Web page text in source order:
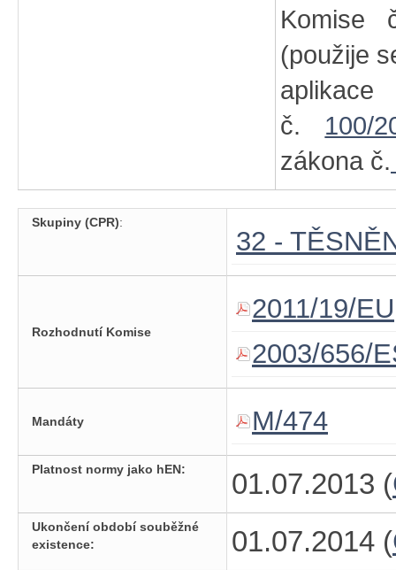
(použije
č. 100/
zákona č.
Skupiny (CPR):
32 -
Rozhodnutí Komise
2011/19/EU
2003/656/
Mandáty M/474
Platnost normy jako hEN: 01.07.2013 (
Ukončení období souběžné
existence:
01.07.2014 (